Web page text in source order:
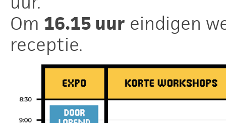
Om 16.15 uur eindigen
receptie.